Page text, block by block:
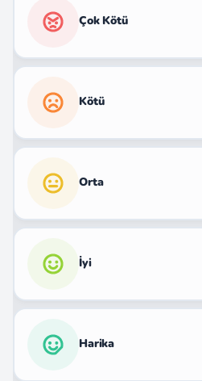
Çok Kötü
Kötü
Orta
İyi
Harika